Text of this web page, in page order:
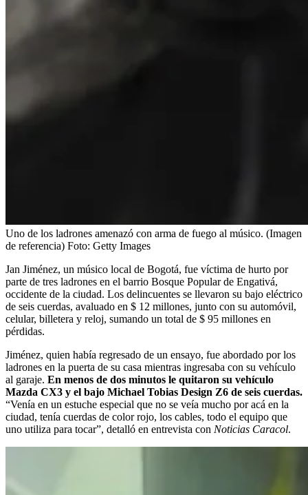
Uno de los ladrones amenazó con arma de fuego al músico. (Imagen
de referencia) Foto: Getty Images
Jan Jiménez, un músico local de Bogotá, fue víctima de hurto por
parte de tres ladrones en el barrio Bosque Popular de Engativá,
occidente de la ciudad. Los delincuentes se llevaron su bajo eléctrico
de seis cuerdas, avaluado en $ 12 millones, junto con su automóvil,
celular, billetera y reloj, sumando un total de $ 95 millones en
pérdidas.
Jiménez, quien había regresado de un ensayo, fue abordado por los
ladrones en la puerta de su casa mientras ingresaba con su vehículo
al garaje. En menos de dos minutos le quitaron su vehículo
Mazda CX3 y el bajo Michael Tobias Design Z6 de seis cuerdas.
“Venía en un estuche especial que no se veía mucho por acá en la
ciudad, tenía cuerdas de color rojo, los cables, todo el equipo que
uno utiliza para tocar”, detalló en entrevista con Noticias Caracol.